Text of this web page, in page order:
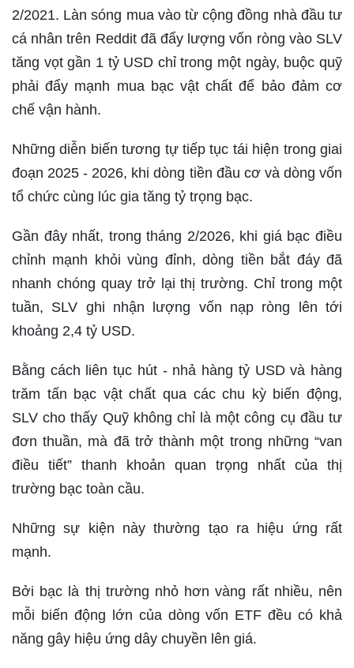
2/2021. Làn sóng mua vào từ cộng đồng nhà đầu tư
cá nhân trên Reddit đã đẩy lượng vốn ròng vào SLV
tăng vọt gần 1 tỷ USD chỉ trong một ngày, buộc quỹ
phải đẩy mạnh mua bạc vật chất để bảo đảm cơ
chế vận hành.
Những diễn biến tương tự tiếp tục tái hiện trong giai
đoạn 2025 - 2026, khi dòng tiền đầu cơ và dòng vốn
tổ chức cùng lúc gia tăng tỷ trọng bạc.
Gần đây nhất, trong tháng 2/2026, khi giá bạc điều
chỉnh mạnh khỏi vùng đỉnh, dòng tiền bắt đáy đã
nhanh chóng quay trở lại thị trường. Chỉ trong một
tuần, SLV ghi nhận lượng vốn nạp ròng lên tới
khoảng 2,4 tỷ USD.
Bằng cách liên tục hút - nhả hàng tỷ USD và hàng
trăm tấn bạc vật chất qua các chu kỳ biến động,
SLV cho thấy Quỹ không chỉ là một công cụ đầu tư
đơn thuần, mà đã trở thành một trong những “van
điều tiết” thanh khoản quan trọng nhất của thị
trường bạc toàn cầu.
Những sự kiện này thường tạo ra hiệu ứng rất
mạnh.
Bởi bạc là thị trường nhỏ hơn vàng rất nhiều, nên
mỗi biến động lớn của dòng vốn ETF đều có khả
năng gây hiệu ứng dây chuyền lên giá.